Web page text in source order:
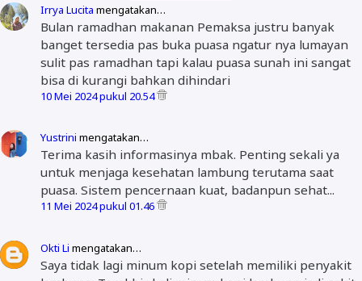
Irrya Lucita mengatakan…
Bulan ramadhan makanan Pemaksa justru banyak
banget tersedia pas buka puasa ngatur nya lumayan
sulit pas ramadhan tapi kalau puasa sunah ini sangat
bisa di kurangi bahkan dihindari
10 Mei 2024 pukul 20.54
Yustrini mengatakan…
Terima kasih informasinya mbak. Penting sekali ya
untuk menjaga kesehatan lambung terutama saat
puasa. Sistem pencernaan kuat, badanpun sehat...
11 Mei 2024 pukul 01.46
Okti Li mengatakan…
Saya tidak lagi minum kopi setelah memiliki penyakit